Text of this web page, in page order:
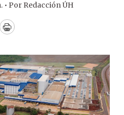
• Por Redacción ÚH
Print